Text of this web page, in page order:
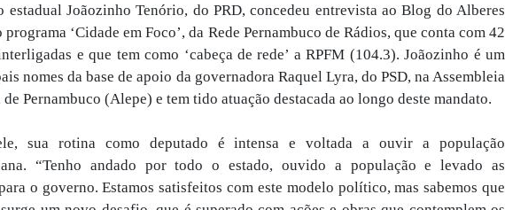
estadual Joãozinho Tenório, do PRD, concedeu entrevista ao Blog do Alberes
programa ‘Cidade em Foco’, da Rede Pernambuco de Rádios, que conta com 42
e que tem como ‘cabeça de rede’ a RPFM (104.3). Joãozinho é um
nomes da base de apoio da governadora Raquel Lyra, do PSD, na Assembleia
Pernambuco (Alepe) e tem tido atuação destacada ao longo deste mandato.
sua rotina como deputado é intensa e voltada a ouvir a população
“Tenho andado por todo o estado, ouvido a população e levado as
o governo. Estamos satisfeitos com este modelo político, mas sabemos que